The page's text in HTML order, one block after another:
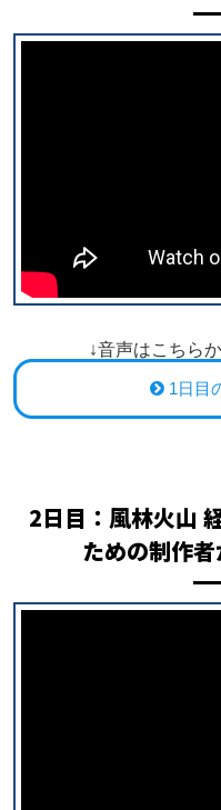
↓音声はこちら
1日目
2日目： 風林火山
ための制作